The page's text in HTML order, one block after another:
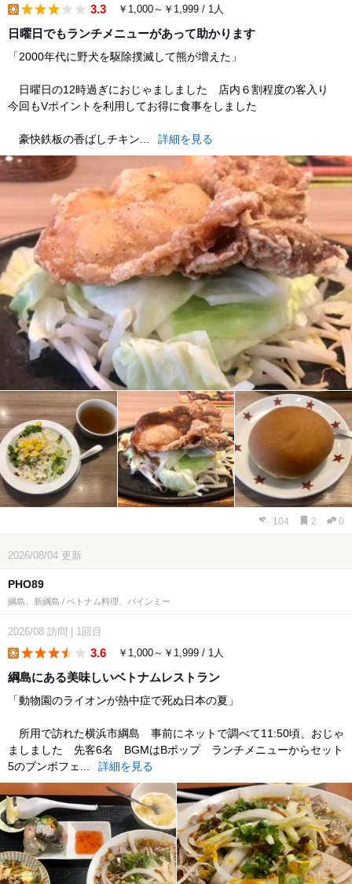
3.3 ￥1,000～￥1,999 / 1人
日曜日でもランチメニューがあって助かります
「2000年代に野犬を駆除撲滅して熊が増えた」
日曜日の12時過ぎにおじゃましました 店内６割程度の客入り
今回もVポイントを利用してお得に食事をしました
豪快鉄板の香ばしチキン... 詳細を見る
104 2 0
2026/08/04 更新
PHO89
綱島、新綱島 / ベトナム料理、バインミー
2026/08 訪問 1回目
3.6 ￥1,000～￥1,999 / 1人
綱島にある美味しいベトナムレストラン
「動物園のライオンが熱中症で死ぬ日本の夏」
所用で訪れた横浜市綱島 事前にネットで調べて11:50頃、おじゃ
ましました 先客6名 BGMはBポップ ランチメニューからセット
5のブンボフェ...
詳細を見る